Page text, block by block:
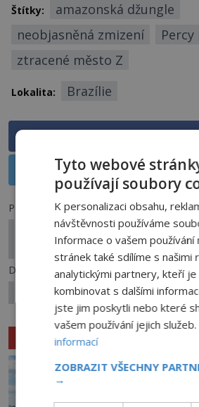
Štítky:
amazonská džungle
neobjasněná zmizení
ztracené město Z
Lokalita: Brazílie
Sdílet na X
Předchozí článek
Kletba sopečných kamenů:
Další článek
Přízraky Everestu: Straší na
Související články
Tyto webové
používají soubory
K personalizaci obsahu,
návštěvnosti používáme
Informace o vašem používání
stránek také sdílíme s našimi
analytickými partnery, kteří je
kombinovat s dalšími
jste jim poskytli nebo které
vašem používání jejich služeb.
informací
ZOBRAZIT VŠECHNY
→